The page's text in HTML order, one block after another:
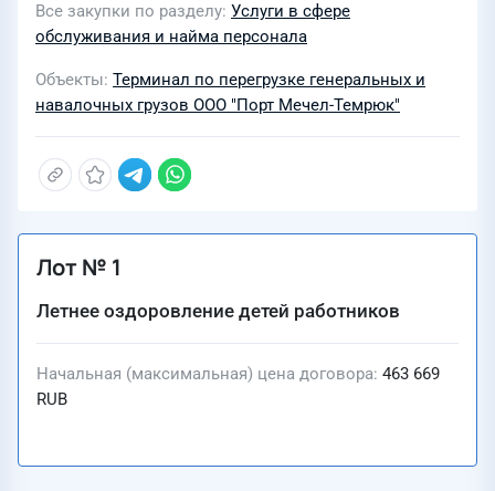
Все закупки по разделу Услуги в сфере
обслуживания и найма персонала
Объекты Терминал по перегрузке генеральных и
навалочных грузов ООО "Порт Мечел-Темрюк"
Лот № 1
Летнее оздоровление детей работников
Начальная (максимальная) цена договора 463 669
RUB